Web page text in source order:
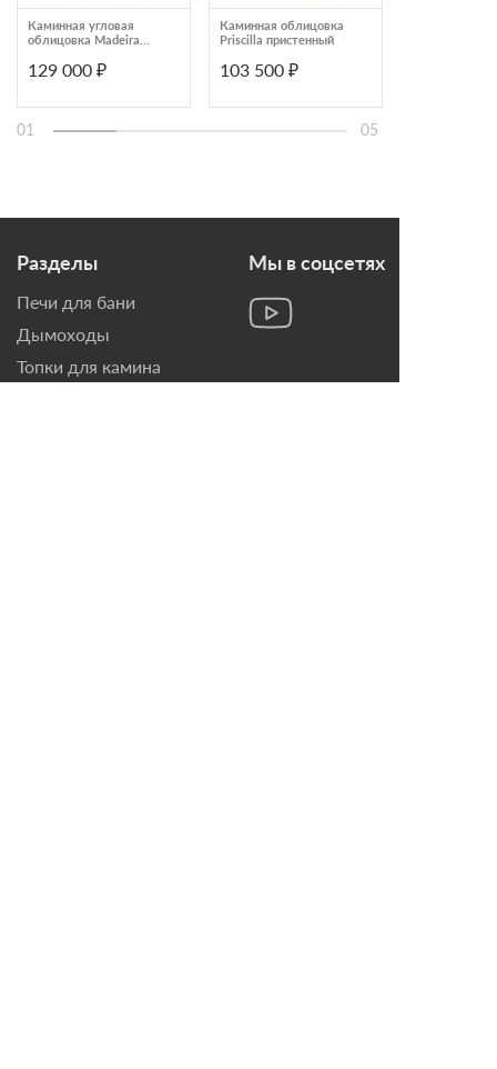
Каминная угловая
облицовка Madeira
Chokolate мраморная
129 000 ₽
Каминная облицовка
Priscilla пристенный
103 500 ₽
01 05
Разделы
Печи для бани
Дымоходы
Топки для камина
Мы в соцсетях